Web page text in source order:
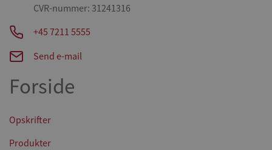
CVR-nummer: 31241316
+45 7211 5555
Send e-mail
Forside
Opskrifter
Produkter